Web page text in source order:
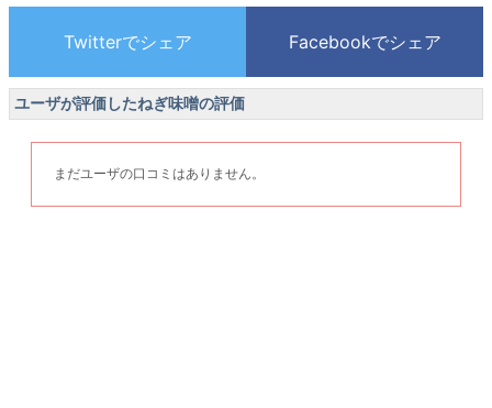
ユーザが評価したねぎ味噌の評価
まだユーザの口コミはありません。